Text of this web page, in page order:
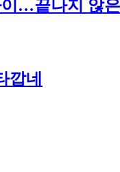
이…끝나지 않
깝네